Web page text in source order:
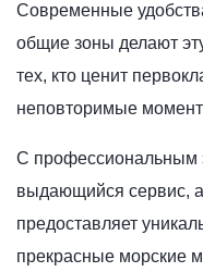
Современные
общие зоны делают
тех, кто ценит
неповторимые
С профессиональным
выдающийся сервис,
предоставляет
прекрасные морские